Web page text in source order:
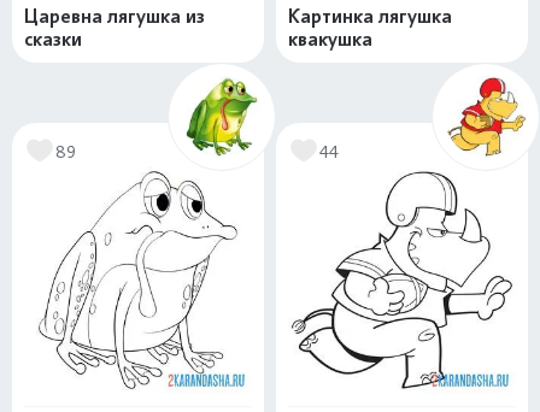
Царевна лягушка из
сказки
Картинка лягушка
квакушка
89 44